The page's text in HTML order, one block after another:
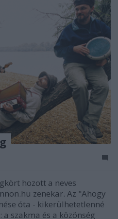
hozott a neves
zenekar. Az "Ahogy
óta - kikerülhetetlenné
szakma és a közönség